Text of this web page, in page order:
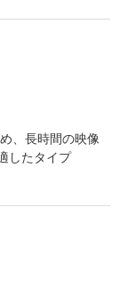
、長時間の映像
したタイプ